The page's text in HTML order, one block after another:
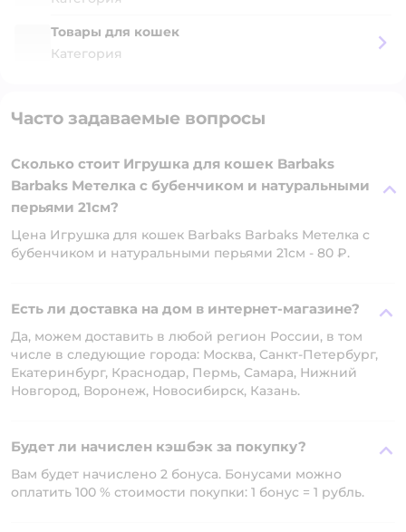
Товары для кошек
Категория
Часто задаваемые вопросы
Сколько стоит Игрушка для кошек Barbaks
Barbaks Метелка с бубенчиком и натуральными
перьями 21см?
Цена Игрушка для кошек Barbaks Barbaks Метелка с
бубенчиком и натуральными перьями 21см - 80 ₽.
Есть ли доставка на дом в интернет-магазине?
Да, можем доставить в любой регион России, в том
числе в следующие города: Москва, Санкт-Петербург,
Екатеринбург, Краснодар, Пермь, Самара, Нижний
Новгород, Воронеж, Новосибирск, Казань.
Будет ли начислен кэшбэк за покупку?
Вам будет начислено 2 бонуса. Бонусами можно
оплатить 100 % стоимости покупки: 1 бонус = 1 рубль.